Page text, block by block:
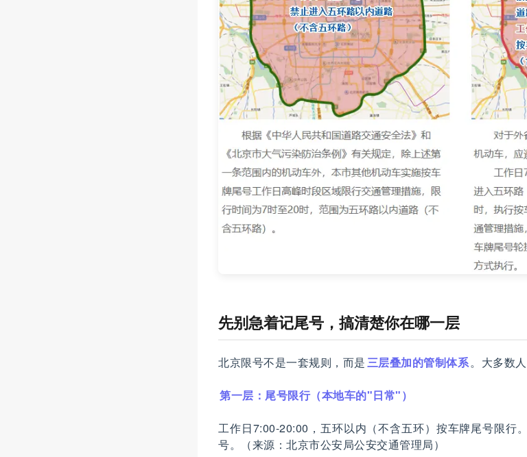
先别急着记尾号，搞清楚你在哪一层
北京限号不是一套规则，而是三层叠加的管制体系。大多数
第一层：尾号限行（本地车的"日常"）
工作日7:00-20:00，五环以内（不含五环）按车牌尾号限行
号。（来源：北京市公安局公安交通管理局）